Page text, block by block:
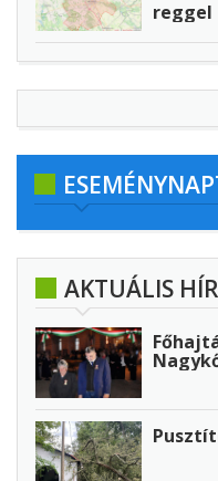
reggel
AKTUÁLIS